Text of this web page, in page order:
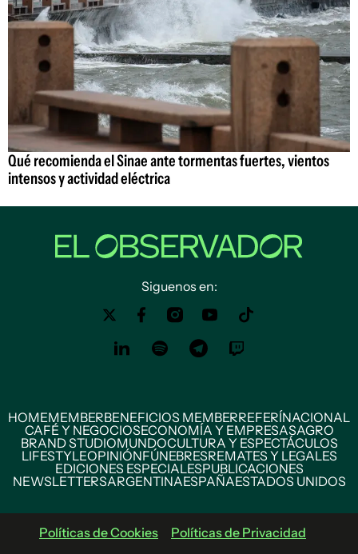
Qué recomienda el Sinae ante tormentas fuertes, vientos
intensos y actividad eléctrica
Siguenos en:
HOMEMEMBERBENEFICIOS MEMBERREFERÍNACIONAL
CAFÉ Y NEGOCIOSECONOMÍA Y EMPRESASAGRO
BRAND STUDIOMUNDOCULTURA Y ESPECTÁCULOS
LIFESTYLEOPINIÓNFÚNEBRESREMATES Y LEGALES
EDICIONES ESPECIALESPUBLICACIONES
NEWSLETTERSARGENTINAESPAÑAESTADOS UNIDOS
Políticas de Cookies
Políticas de Privacidad